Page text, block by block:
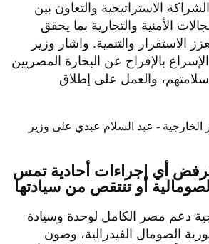
الاستراتيجية والتعاون بين
الأمنية والتجارية بما يحقق
الاستقرار والتنمية. واشار وزير
بالإفراج عن البحارة المصريين
والعمل على إطلاق
الخارجية - عبد السلام عبدي على وزير
نرفض أي إجراءات أحادية تمس
أو تنتقص من سيادتها
دعم مصر الكامل لوحدة وسيادة
الصومال الفيدرالية، وصون